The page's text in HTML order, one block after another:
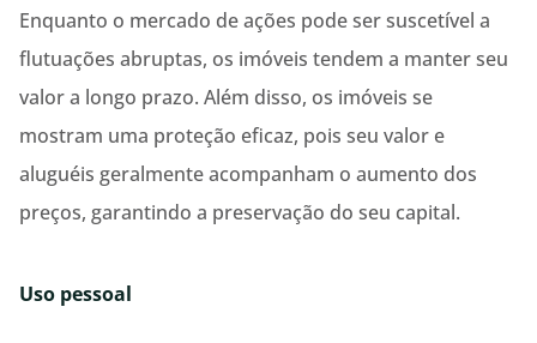
Enquanto o mercado de ações pode ser suscetível a
flutuações abruptas, os imóveis tendem a manter seu
valor a longo prazo. Além disso, os imóveis se
mostram uma proteção eficaz, pois seu valor e
aluguéis geralmente acompanham o aumento dos
preços, garantindo a preservação do seu capital.
Uso pessoal